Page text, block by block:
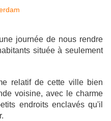
journée de nous rendre
située à seulement
relatif de cette ville bien
voisine, avec le charme
endroits enclavés qu'il